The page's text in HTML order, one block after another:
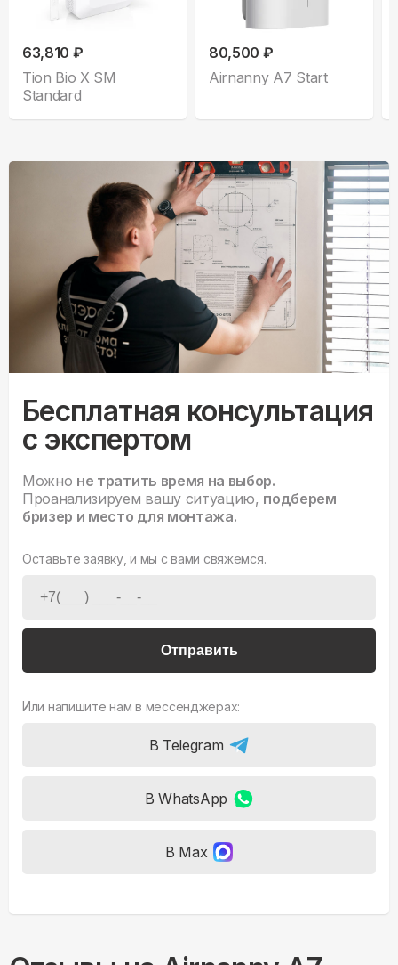
63,810 ₽
Tion Bio X SM
Standard
80,500 ₽
Airnanny A7 Start
Бесплатная консультация
с экспертом
Можно не тратить время на выбор.
Проанализируем вашу ситуацию, подберем
бризер и место для монтажа.
Оставьте заявку, и мы с вами свяжемся.
Отправить
Или напишите нам в мессенджерах:
В Telegram
В WhatsApp
В Max